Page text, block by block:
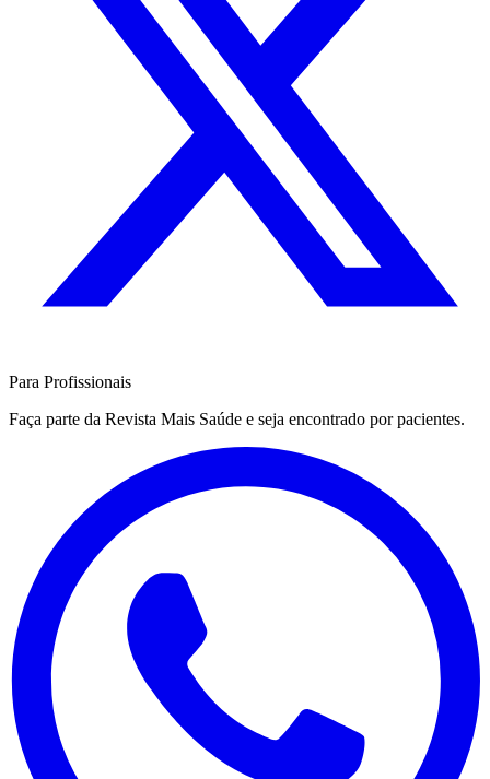
Para Profissionais
Faça parte da Revista Mais Saúde e seja encontrado por pacientes.